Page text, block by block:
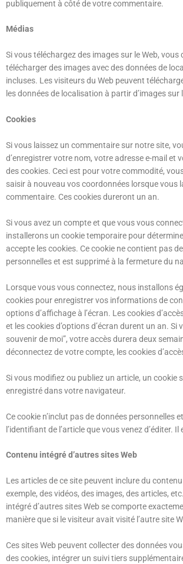
publiquement à côté de votre commentaire.
Médias
Si vous téléchargez des images sur le Web, vous
télécharger des images avec des données de
incluses. Les visiteurs du Web peuvent
les données de localisation à partir d’images sur
Cookies
Si vous laissez un commentaire sur notre site,
d’enregistrer votre nom, votre adresse e-mail et
des cookies. Ceci est pour votre commodité,
saisir à nouveau vos coordonnées lorsque vous
commentaire. Ces cookies dureront un an.
Si vous avez un compte et que vous vous
installerons un cookie temporaire pour
accepte les cookies. Ce cookie ne contient pas
personnelles et est supprimé à la fermeture du
Lorsque vous vous connectez, nous installons
cookies pour enregistrer vos informations de
options d’affichage à l’écran. Les cookies
et les cookies d’options d’écran durent un an. Si
souvenir de moi”, votre accès durera deux
déconnectez de votre compte, les cookies
Si vous modifiez ou publiez un article, un cookie
enregistré dans votre navigateur.
Ce cookie n’inclut pas de données personnelles
l’identifiant de l’article que vous venez d’éditer. Il
Contenu intégré d’autres sites Web
Les articles de ce site peuvent inclure du
exemple, des vidéos, des images, des articles,
intégré d’autres sites Web se comporte
manière que si le visiteur avait visité l’autre site
Ces sites Web peuvent collecter des données
des cookies, intégrer un suivi tiers